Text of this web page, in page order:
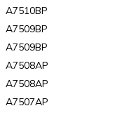
A7510BP
A7509BP
A7509BP
A7508AP
A7508AP
A7507AP